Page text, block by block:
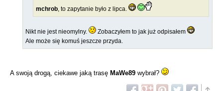
mchrob, to zapytanie było z lipca.
Nikt nie jest nieomylny.
Zobaczyłem to jak już odpisałem
Ale może się komuś jeszcze przyda.
A swoją drogą, ciekawe jaką trasę MaWe89 wybrał?